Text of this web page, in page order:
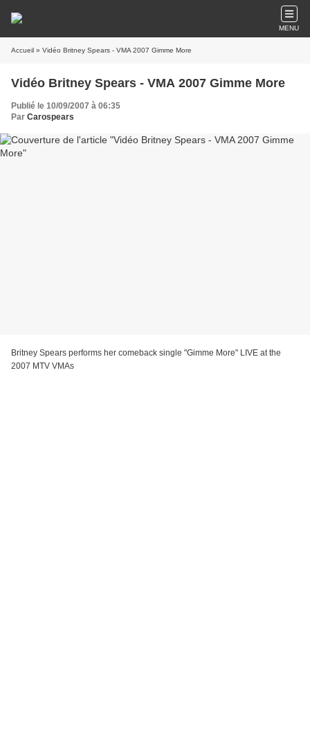
MENU
Accueil » Vidéo Britney Spears - VMA 2007 Gimme More
Vidéo Britney Spears - VMA 2007 Gimme More
Publié le 10/09/2007 à 06:35
Par Carospears
Britney Spears performs her comeback single "Gimme More" LIVE at the
2007 MTV VMAs